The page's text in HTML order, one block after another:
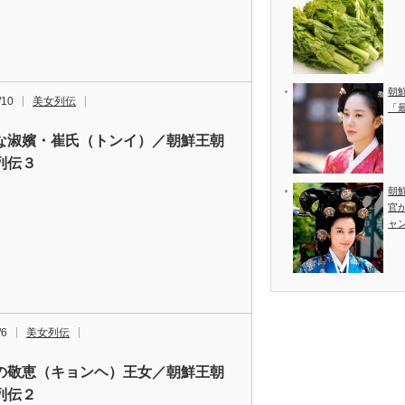
美女列伝
淑嬪・崔氏（トンイ）／朝鮮王朝
伝３
美女列伝
敬恵（キョンヘ）王女／朝鮮王朝
伝２
朝
「
朝
官
ャ